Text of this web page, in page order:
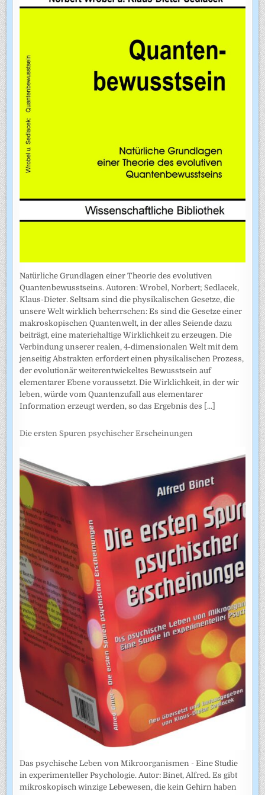
Natürliche Grundlagen einer Theorie des evolutiven
Quantenbewusstseins. Autoren: Wrobel, Norbert; Sedlacek,
Klaus-Dieter. Seltsam sind die physikalischen Gesetze, die
unsere Welt wirklich beherrschen: Es sind die Gesetze einer
makroskopischen Quantenwelt, in der alles Seiende dazu
beiträgt, eine materiehaltige Wirklichkeit zu erzeugen. Die
Verbindung unserer realen, 4-dimensionalen Welt mit dem
jenseitig Abstrakten erfordert einen physikalischen Prozess,
der evolutionär weiterentwickeltes Bewusstsein auf
elementarer Ebene voraussetzt. Die Wirklichkeit, in der wir
leben, würde vom Quantenzufall aus elementarer
Information erzeugt werden, so das Ergebnis des [...]
Die ersten Spuren psychischer Erscheinungen
Das psychische Leben von Mikroorganismen - Eine Studie
in experimenteller Psychologie. Autor: Binet, Alfred. Es gibt
mikroskopisch winzige Lebewesen, die kein Gehirn haben